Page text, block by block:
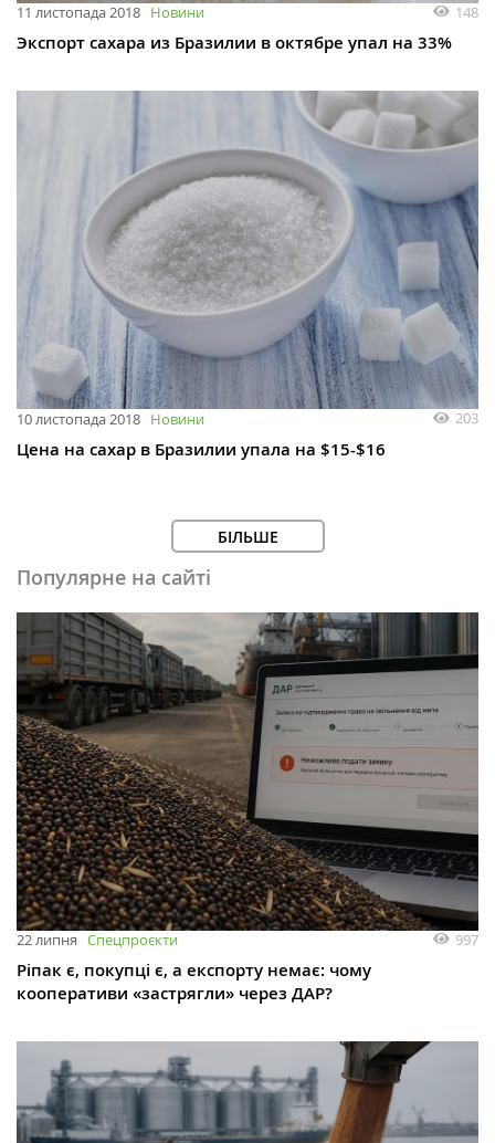
11 листопада 2018 Новини 148
Экспорт сахара из Бразилии в октябре упал на 33%
10 листопада 2018 Новини 203
Цена на сахар в Бразилии упала на $15-$16
БІЛЬШЕ
Популярне на сайті
22 липня Спецпроєкти 997
Ріпак є, покупці є, а експорту немає: чому
кооперативи «застрягли» через ДАР?